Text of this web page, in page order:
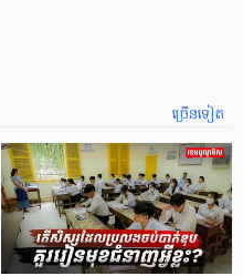
ច្រើនទៀត